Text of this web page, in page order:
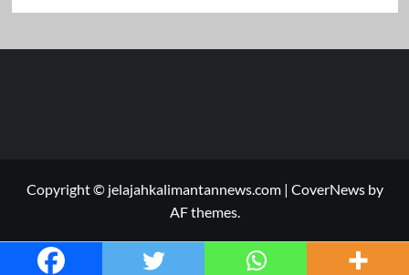
Copyright © jelajahkalimantannews.com | CoverNewsby
AF themes.